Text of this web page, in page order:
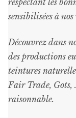
respectant les
sensibilisées à nos
Découvrez dans
des productions
teintures
Fair Trade, Gots,
raisonnable.